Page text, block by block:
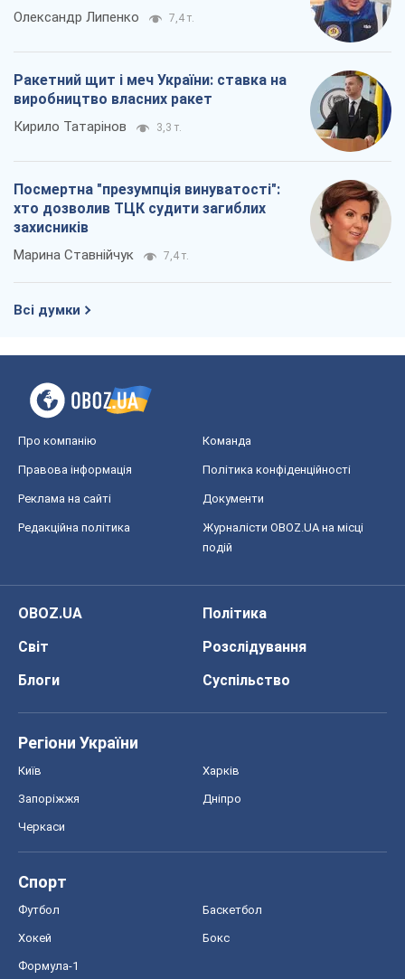
Олександр Липенко 7,4 т.
Ракетний щит і меч України: ставка на
виробництво власних ракет
Кирило Татарінов 3,3 т.
Посмертна "презумпція винуватості":
хто дозволив ТЦК судити загиблих
захисників
Марина Ставнійчук 7,4 т.
Всі думки
Про компанію Команда
Правова інформація Політика конфіденційності
Реклама на сайті Документи
Редакційна політика
Журналісти OBOZ.UA на місці
подій
OBOZ.UA
Політика
Світ
Розслідування
Блоги
Суспільство
Регіони України
Київ Харків
Запоріжжя Дніпро
Черкаси
Спорт
Футбол Баскетбол
Хокей Бокс
Формула-1